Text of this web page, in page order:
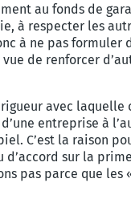
au fonds de
à respecter les
à ne pas formuler
de renforcer
avec
entreprise à
C’est la raison
d’accord sur la
pas parce que les